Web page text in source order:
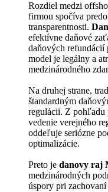
Rozdiel medzi
firmou spočíva
transparentnosti.
efektívne daňové
daňových refundácií
model je legálny a
medzinárodného
Na druhej strane,
štandardným
regulácii. Z pohľadu
vedenie verejného
oddeľuje seriózne
optimalizácie.
Preto je danovy raj
medzinárodných
úspory pri